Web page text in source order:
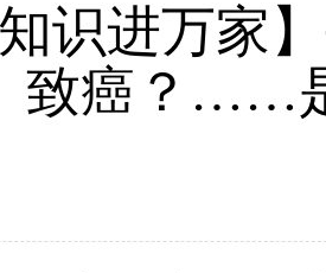
知识进万家
致癌？……